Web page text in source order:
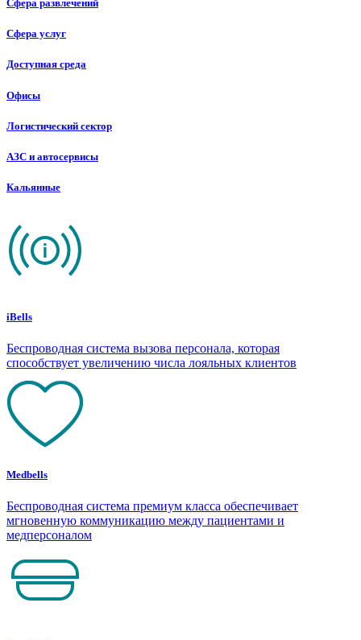
Сфера развлечений
Сфера услуг
Доступная среда
Офисы
Логистический сектор
АЗС и автосервисы
Кальянные
iBells
Беспроводная система вызова персонала, которая
способствует увеличению числа лояльных клиентов
Medbells
Беспроводная система премиум класса обеспечивает
мгновенную коммуникацию между пациентами и
медперсоналом